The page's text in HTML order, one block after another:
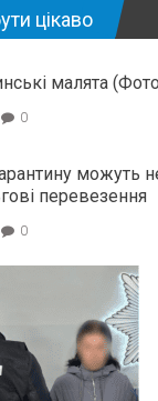
цікаво
малята
0
можуть
перевезення
0